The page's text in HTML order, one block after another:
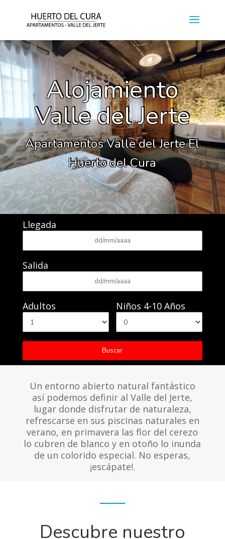
Alojamiento
Valle del Jerte
Apartamentos Valle del Jerte El
Huerto del Cura
Llegada
Salida
Adultos Niños 4-10 Años
Un entorno abierto natural fantástico
así podemos definir al Valle del Jerte,
lugar donde disfrutar de naturaleza,
refrescarse en sus piscinas naturales en
verano, en primavera las flor del cerezo
lo cubren de blanco y en otoño lo inunda
de un colorido especial. No esperas,
¡escápate!.
Descubre nuestro